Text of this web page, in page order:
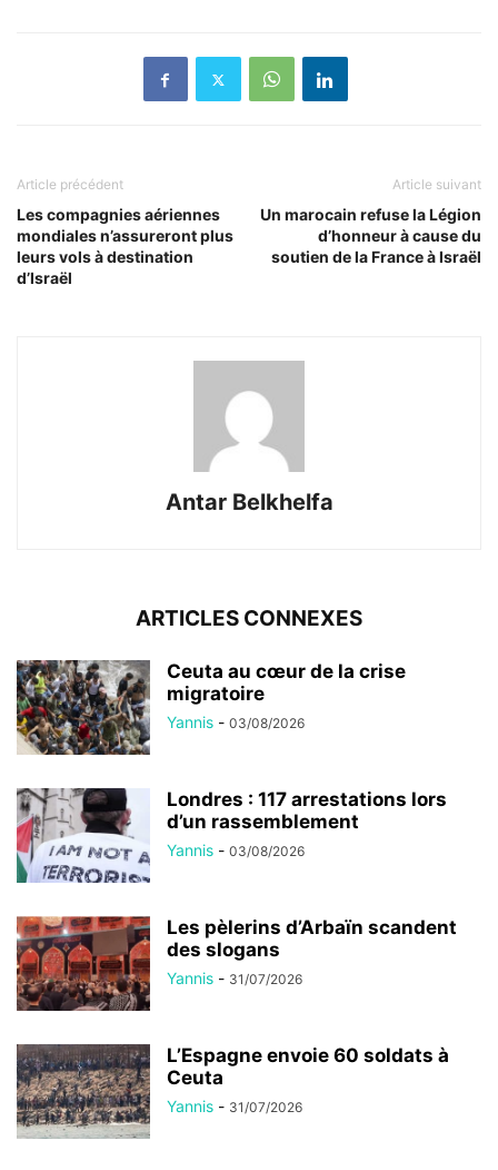
Article précédent
Les compagnies aériennes
mondiales n’assureront plus
leurs vols à destination
d’Israël
Article suivant
Un marocain refuse la Légion
d’honneur à cause du
soutien de la France à Israël
Antar Belkhelfa
ARTICLES CONNEXES
Ceuta au cœur de la crise
migratoire
Yannis - 03/08/2026
Londres : 117 arrestations lors
d’un rassemblement
Yannis - 03/08/2026
Les pèlerins d’Arbaïn scandent
des slogans
Yannis - 31/07/2026
L’Espagne envoie 60 soldats à
Ceuta
Yannis - 31/07/2026